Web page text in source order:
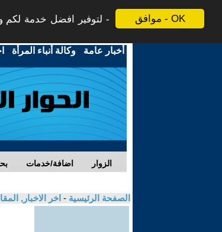
موافق - OK
لتوفير افضل خدمة لكم
أخبار عامة -وكالة أنباء المرأة -
اضافة/خدمات الزوار
الصفحة الرئيسية - اخر الاخبار,